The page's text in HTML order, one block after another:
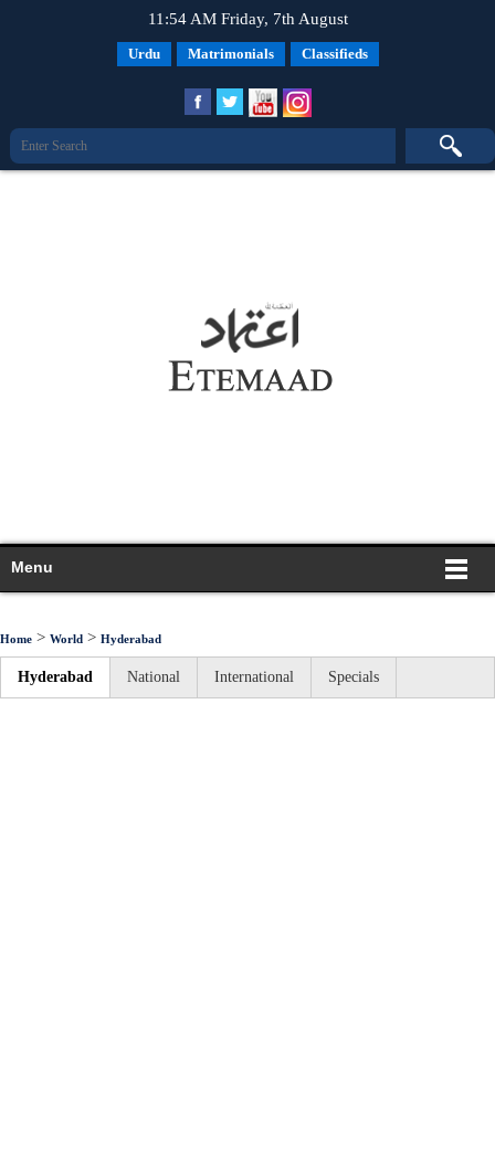
11:54 AM Friday, 7th August
Urdu Matrimonials Classifieds
Menu
Home > World > Hyderabad
Hyderabad National International Specials